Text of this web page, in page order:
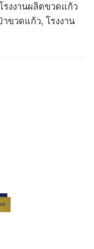
รงงานผลิตขวดแก้ว
ขวดแก้ว, โรงงาน